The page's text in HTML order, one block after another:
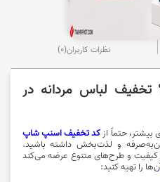
نظرات کاربران(0)
استثنایی: تا 50% تخفیف لباس مردانه در
بیشتر، حتماً از کد تخفیف اسنپ شاپ
و لذت‌بخش داشته باشید.
کیفیت و طرح‌های متنوع عرضه می‌کند
را تهیه کنید: